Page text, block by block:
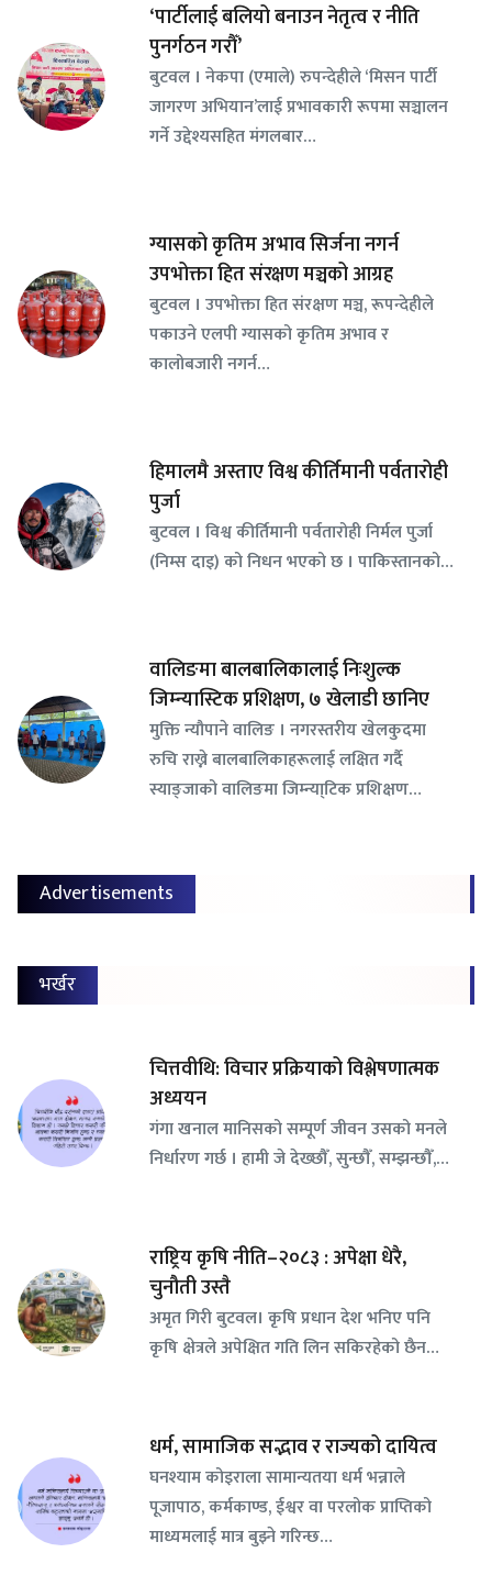
‘पार्टीलाई बलियो बनाउन नेतृत्व र नीति
पुनर्गठन गरौँ’
बुटवल । नेकपा (एमाले) रुपन्देहीले ‘मिसन पार्टी
जागरण अभियान’लाई प्रभावकारी रूपमा सञ्चालन
गर्ने उद्देश्यसहित मंगलबार…
ग्यासको कृतिम अभाव सिर्जना नगर्न
उपभोक्ता हित संरक्षण मञ्चको आग्रह
बुटवल । उपभोक्ता हित संरक्षण मञ्च, रूपन्देहीले
पकाउने एलपी ग्यासको कृतिम अभाव र
कालोबजारी नगर्न…
हिमालमै अस्ताए विश्व कीर्तिमानी पर्वतारोही
पुर्जा
बुटवल । विश्व कीर्तिमानी पर्वतारोही निर्मल पुर्जा
(निम्स दाइ) को निधन भएको छ । पाकिस्तानको…
वालिङमा बालबालिकालाई निःशुल्क
जिम्न्यास्टिक प्रशिक्षण, ७ खेलाडी छानिए
​मुक्ति न्यौपाने वालिङ । नगरस्तरीय खेलकुदमा
रुचि राख्ने बालबालिकाहरूलाई लक्षित गर्दै
स्याङ्जाको वालिङमा जिम्न्या्टिक प्रशिक्षण…
Advertisements
भर्खर
चित्तवीथि: विचार प्रक्रियाको विश्लेषणात्मक
अध्ययन
गंगा खनाल मानिसको सम्पूर्ण जीवन उसको मनले
निर्धारण गर्छ । हामी जे देख्छौँ, सुन्छौँ, सम्झन्छौँ,…
राष्ट्रिय कृषि नीति–२०८३ : अपेक्षा धेरै,
चुनौती उस्तै
अमृत गिरी बुटवल। कृषि प्रधान देश भनिए पनि
कृषि क्षेत्रले अपेक्षित गति लिन सकिरहेको छैन…
धर्म, सामाजिक सद्भाव र राज्यको दायित्व
घनश्याम कोइराला सामान्यतया धर्म भन्नाले
पूजापाठ, कर्मकाण्ड, ईश्वर वा परलोक प्राप्तिको
माध्यमलाई मात्र बुझ्ने गरिन्छ…